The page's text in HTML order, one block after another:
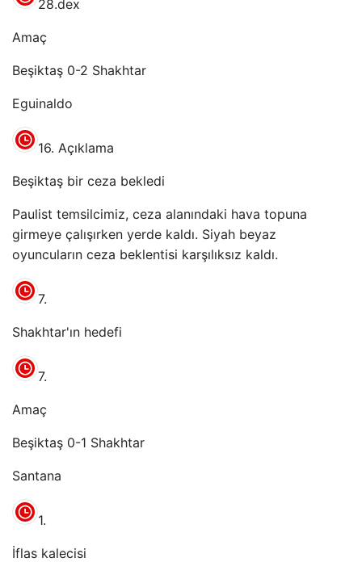
28.dex
Amaç
Beşiktaş 0-2 Shakhtar
Eguinaldo
16. Açıklama
Beşiktaş bir ceza bekledi
Paulist temsilcimiz, ceza alanındaki hava topuna
girmeye çalışırken yerde kaldı. Siyah beyaz
oyuncuların ceza beklentisi karşılıksız kaldı.
7.
Shakhtar'ın hedefi
7.
Amaç
Beşiktaş 0-1 Shakhtar
Santana
1.
İflas kalecisi